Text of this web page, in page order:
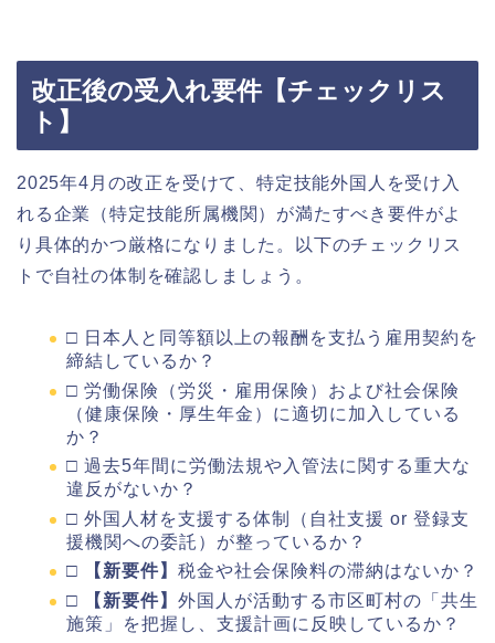
改正後の受入れ要件【チェックリス
ト】
2025年4月の改正を受けて、特定技能外国人を受け入
れる企業（特定技能所属機関）が満たすべき要件がよ
り具体的かつ厳格になりました。以下のチェックリス
トで自社の体制を確認しましょう。
□ 日本人と同等額以上の報酬を支払う雇用契約を
締結しているか？
□ 労働保険（労災・雇用保険）および社会保険
（健康保険・厚生年金）に適切に加入している
か？
□ 過去5年間に労働法規や入管法に関する重大な
違反がないか？
□ 外国人材を支援する体制（自社支援 or 登録支
援機関への委託）が整っているか？
□
【新要件】 税金や社会保険料の滞納はないか？
□
【新要件】 外国人が活動する市区町村の「共生
施策」を把握し、支援計画に反映しているか？